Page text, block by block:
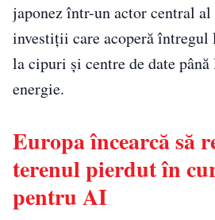
japonez într-un actor central
investiții care acoperă întregul
la cipuri și centre de date
energie.
Europa încearcă să
terenul pierdut în
pentru AI